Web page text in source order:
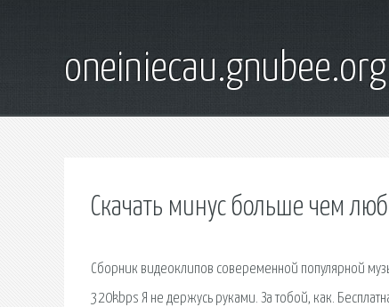
oneiniecau.gnubee.org
Скачать минус больше чем
Сборник видеоклипов совеременной популярной
320kbps Я не держусь руками. За тобой, как.